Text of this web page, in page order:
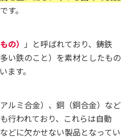
す。
の）
」と呼ばれており、鋳鉄
い鉄のこと）を素材としたもの
ます。
ルミ合金）、銅（銅合金）など
行われており、これらは自動
どに欠かせない製品となってい